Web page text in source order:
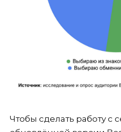
Чтобы сделать работу с